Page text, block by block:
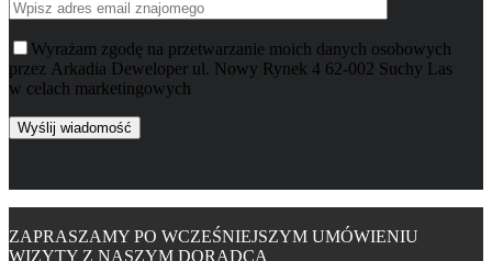
Wyrażam zgodę na przetwarzanie moich danych osobowych
przez Arkadia Deweloper ul. Nowy Rynek 4 62-002 Suchy Las
w celach marketingowych
ZAPRASZAMY PO WCZEŚNIEJSZYM UMÓWIENIU
WIZYTY Z NASZYM DORADCĄ